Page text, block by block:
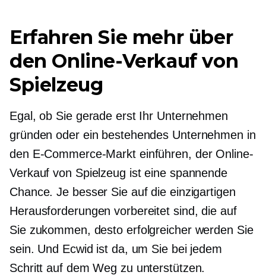
Erfahren Sie mehr über
den Online-Verkauf von
Spielzeug
Egal, ob Sie gerade erst Ihr Unternehmen
gründen oder ein bestehendes Unternehmen in
den E-Commerce-Markt einführen, der Online-
Verkauf von Spielzeug ist eine spannende
Chance. Je besser Sie auf die einzigartigen
Herausforderungen vorbereitet sind, die auf
Sie zukommen, desto erfolgreicher werden Sie
sein. Und Ecwid ist da, um Sie bei jedem
Schritt auf dem Weg zu unterstützen.